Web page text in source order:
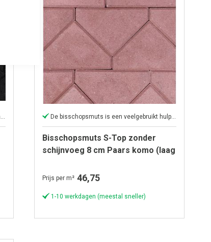
De bisschopsmuts: voor nette afwerking van grote oppervlakken De bisschopsmuts is een veelgebruikt hulpmiddel
Bisschopsmuts S-Top zonder
schijnvoeg 8 cm Paars komo (laag
Prijs per m² 46,75
1-10 werkdagen (meestal sneller)